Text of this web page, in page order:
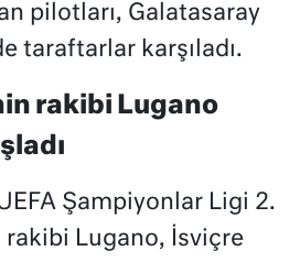
pilotları, Galatasaray
taraftarlar karşıladı.
rakibi Lugano
Şampiyonlar Ligi 2.
Lugano, İsviçre